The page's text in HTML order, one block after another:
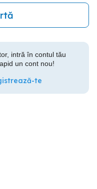
intră în contul tău
un cont nou!
te